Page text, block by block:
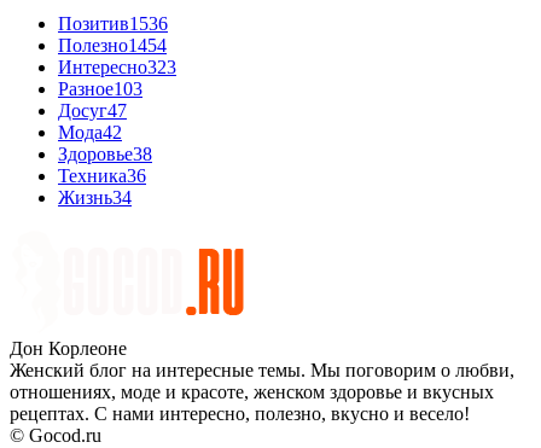
Позитив1536
Полезно1454
Интересно323
Разное103
Досуг47
Мода42
Здоровье38
Техника36
Жизнь34
Дон Корлеоне
Женский блог на интересные темы. Мы поговорим о любви,
отношениях, моде и красоте, женском здоровье и вкусных
рецептах. С нами интересно, полезно, вкусно и весело!
© Gocod.ru